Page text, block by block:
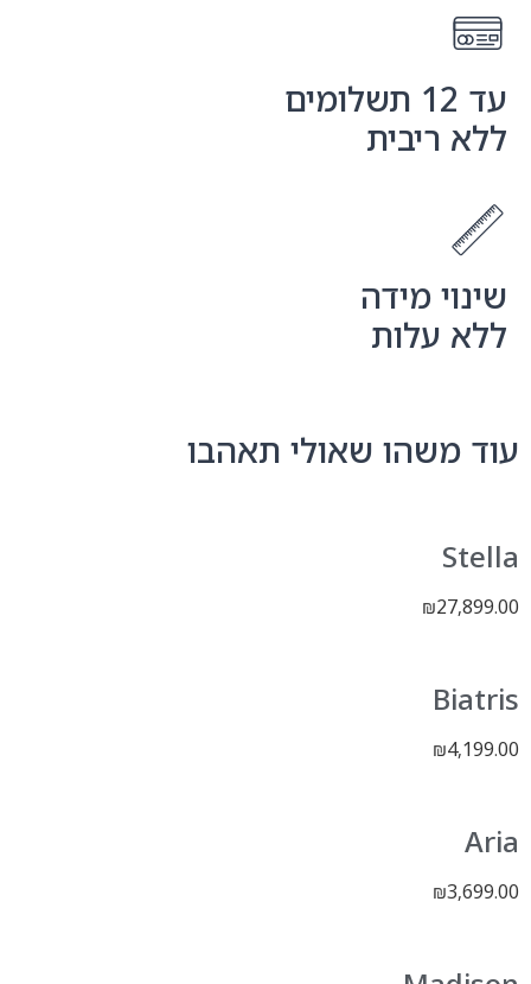
עד 12 תשלומים
ללא ריבית
שינוי מידה
ללא עלות
עוד משהו שאולי תאהבו
Stella
₪27,899.00
Biatris
₪4,199.00
Aria
₪3,699.00